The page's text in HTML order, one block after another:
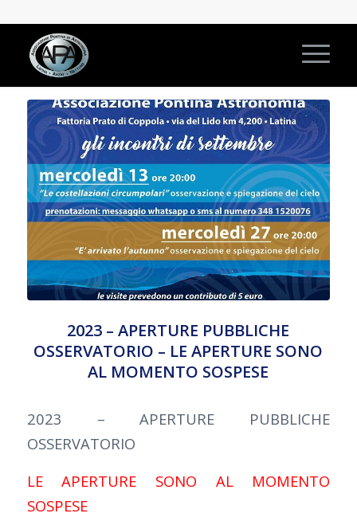
2023 – APERTURE PUBBLICHE
OSSERVATORIO – LE APERTURE SONO
AL MOMENTO SOSPESE
2023 – APERTURE PUBBLICHE
OSSERVATORIO
LE APERTURE SONO AL MOMENTO
SOSPESE